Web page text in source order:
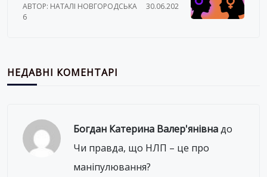
АВТОР: НАТАЛІ НОВГОРОДСЬКА
30.06.202
6
НЕДАВНІ КОМЕНТАРІ
Богдан Катерина Валер'янівнадо
Чи правда, що НЛП – це про
маніпулювання?